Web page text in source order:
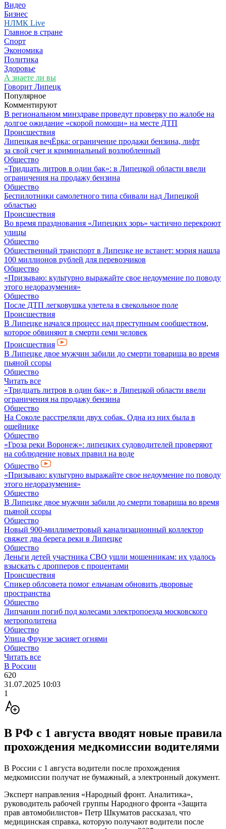
Видео
Бизнес
НЛМК Live
Главное в стране
Спорт
Экономика
Политика
Здоровье
А знаете ли вы
Говорит Липецк
Популярное
Комментируют
В региональном минздраве проведут проверку по жалобе на
долгое ожидание «скорой помощи» на месте ДТП
Происшествия
Липецкая вечЁрка: ограничение продажи бензина, лифт
за свой счет и криминальный возлюбленный
Общество
«Тридцать литров в один бак»: в Липецкой области ввели
ограничения на продажу бензина
Общество
Беспилотники самолетного типа сбивали над Липецкой
областью
Происшествия
Во время празднования «Липецких зорь» частично перекроют
улицы
Общество
Общественный транспорт в Липецке не встанет: мэрия нашла
100 миллионов рублей для перевозчиков
Общество
«Призываю: культурно выражайте свое недоумение по поводу
этого недоразумения»
Общество
После ДТП легковушка улетела в свекольное поле
Происшествия
В Липецке начался процесс над преступным сообществом,
которое обвиняют в смерти семи человек
Происшествия
В Липецке двое мужчин забили до смерти товарища во время
пьяной ссоры
Общество
Читать все
«Тридцать литров в один бак»: в Липецкой области ввели
ограничения на продажу бензина
Общество
На Соколе расстреляли двух собак. Одна из них была в
ошейнике
Общество
«Гроза реки Воронеж»: липецких судоводителей проверяют
на соблюдение новых правил на воде
Общество
«Призываю: культурно выражайте свое недоумение по поводу
этого недоразумения»
Общество
В Липецке двое мужчин забили до смерти товарища во время
пьяной ссоры
Общество
Новый 900-миллиметровый канализационный коллектор
свяжет два берега реки в Липецке
Общество
Деньги детей участника СВО ушли мошенникам: их удалось
взыскать с дропперов с процентами
Происшествия
Спикер облсовета помог ельчанам обновить дворовые
пространства
Общество
Липчанин погиб под колесами электропоезда московского
метрополитена
Общество
Улица Фрунзе засияет огнями
Общество
Читать все
В России
620
31.07.2025 10:03
1
В РФ с 1 августа вводят новые правила
прохождения медкомиссии водителями
В России с 1 августа водители после прохождения
медкомиссии получат не бумажный, а электронный документ.
Эксперт направления «Народный фронт. Аналитика»,
руководитель рабочей группы Народного фронта «Защита
прав автомобилистов» Петр Шкуматов рассказал, что
медицинская справка, которую получают водители после